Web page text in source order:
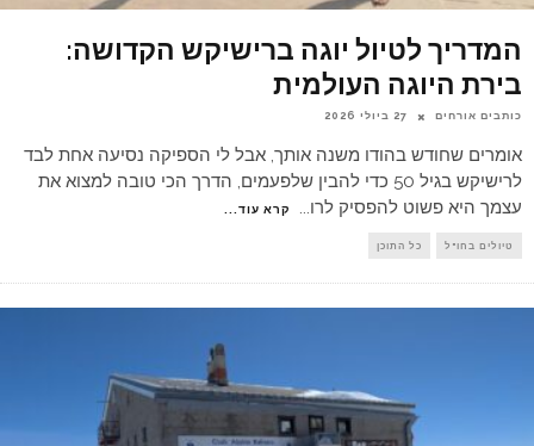
המדריך לטיול יוגה ברישיקש הקדושה:
בירת היוגה העולמית
כותבים אורחים 27 ביולי 2026
אומרים שחודש בהודו משנה אותך, אבל לי הספיקה נסיעה אחת לבד
לרישיקש בגיל 50 כדי להבין שלפעמים, הדרך הכי טובה למצוא את
עצמך היא פשוט להפסיק לרו... קרא עוד...
טיולים בחו"ל כל התוכן